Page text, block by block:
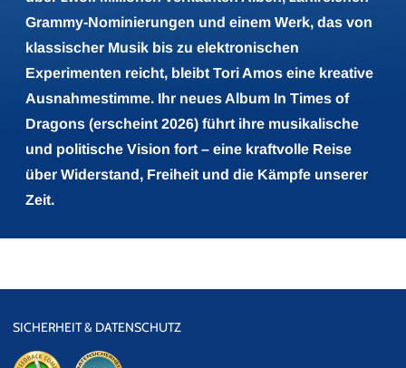
Grammy-Nominierungen und einem Werk, das von
klassischer Musik bis zu elektronischen
Experimenten reicht, bleibt Tori Amos eine kreative
Ausnahmestimme. Ihr neues Album In Times of
Dragons (erscheint 2026) führt ihre musikalische
und politische Vision fort – eine kraftvolle Reise
über Widerstand, Freiheit und die Kämpfe unserer
Zeit.
SICHERHEIT & DATENSCHUTZ